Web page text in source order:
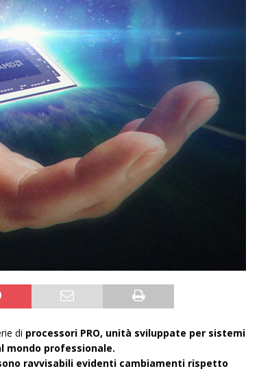
di processori PRO, unità sviluppate per sistemi
mondo professionale.
ravvisabili evidenti cambiamenti rispetto